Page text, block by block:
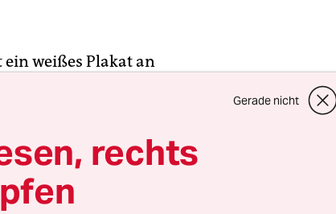
weißes Plakat an
hasst die Antifa“ –
der verbotenen
Silvio-Meier-
gewidmet ist.
Gerade nicht
rechts